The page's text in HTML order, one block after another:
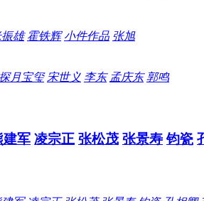
振雄 霍铁辉 小件作品 张旭
月宝玺 宋世义 李东 孟庆东 郭鸣
建军 凌宗正 张松茂 张景寿 钧瓷